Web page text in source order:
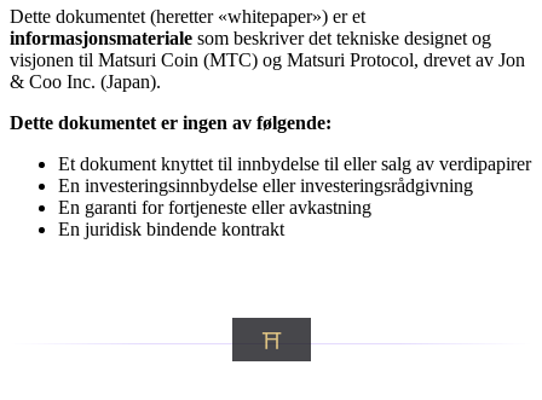
Dette dokumentet (heretter «whitepaper») er et
informasjonsmateriale som beskriver det tekniske designet og
visjonen til Matsuri Coin (MTC) og Matsuri Protocol, drevet av Jon
& Coo Inc. (Japan).
Dette dokumentet er ingen av følgende:
Et dokument knyttet til innbydelse til eller salg av verdipapirer
En investeringsinnbydelse eller investeringsrådgivning
En garanti for fortjeneste eller avkastning
En juridisk bindende kontrakt